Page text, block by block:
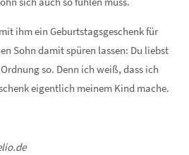
ihm ein Geburtstagsgeschenk für
Sohn damit spüren lassen: Du liebst
so. Denn ich weiß, dass ich
eigentlich meinem Kind mache.